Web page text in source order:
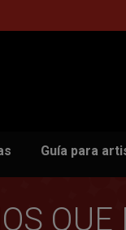
Guía para